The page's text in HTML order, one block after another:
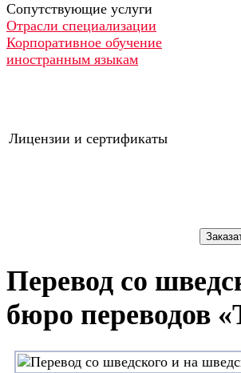
Сопутствующие услуги
Отрасли специализации
Корпоративное обучение
иностранным языкам
Лицензии и сертификаты
Перевод со
бюро переводов